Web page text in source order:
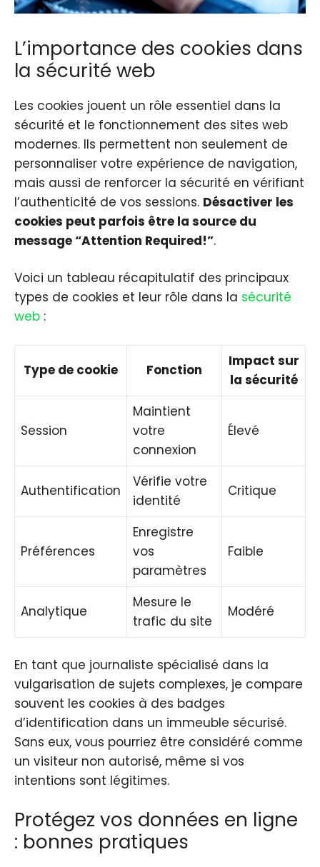
L’importance des cookies dans
la sécurité web
Les cookies jouent un rôle essentiel dans la
sécurité et le fonctionnement des sites web
modernes. Ils permettent non seulement de
personnaliser votre expérience de navigation,
mais aussi de renforcer la sécurité en vérifiant
l’authenticité de vos sessions. Désactiver les
cookies peut parfois être la source du
message “Attention Required!”.
Voici un tableau récapitulatif des principaux
types de cookies et leur rôle dans la sécurité
web :
Type de cookie Fonction
Impact sur
la sécurité
Session
Maintient
votre
connexion
Élevé
Authentification
Vérifie votre
identité
Critique
Préférences
Enregistre
vos
paramètres
Faible
Analytique
Mesure le
trafic du site
Modéré
En tant que journaliste spécialisé dans la
vulgarisation de sujets complexes, je compare
souvent les cookies à des badges
d’identification dans un immeuble sécurisé.
Sans eux, vous pourriez être considéré comme
un visiteur non autorisé, même si vos
intentions sont légitimes.
Protégez vos données en ligne
: bonnes pratiques